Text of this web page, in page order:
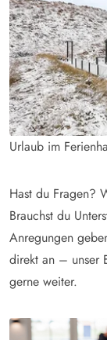
Urlaub im
Hast du Fragen?
Brauchst du
Anregungen
direkt an – unser
gerne weiter.